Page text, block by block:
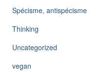
Spécisme, antispécisme
Thinking
Uncategorized
vegan